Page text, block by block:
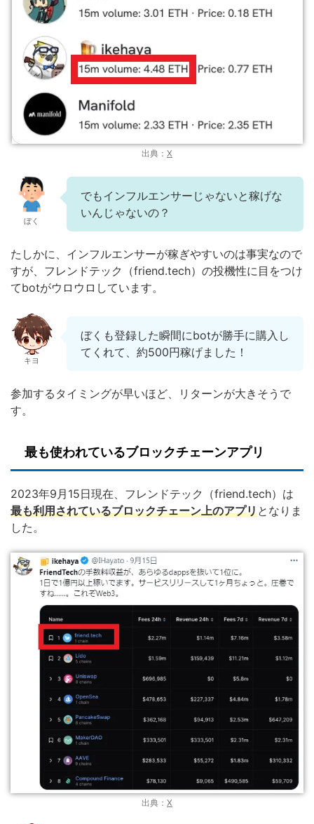
出典： X
ぼく
でもインフルエンサーじゃないと稼げな
いんじゃないの？
たしかに、インフルエンサーが稼ぎやすいのは事実なので
すが、フレンドテック（friend.tech）の投機性に目をつけ
てbotがウロウロしています。
キヨ
ぼくも登録した瞬間にbotが勝手に購入し
てくれて、約500円稼げました！
参加するタイミングが早いほど、リターンが大きそうで
す。
最も使われているブロックチェーンアプリ
2023年9月15日現在、フレンドテック（friend.tech）は
最も利用されているブロックチェーン上のアプリとなりま
した。
出典： X